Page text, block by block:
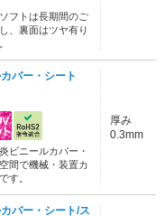
フトは長期間のご
、裏面はツヤ有り
バー・シート
ビニールカバー・
間で機械・装置カ
す。
厚み
0.3mm
バー・シート/ス